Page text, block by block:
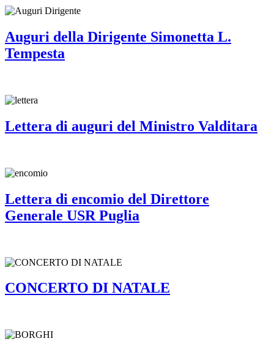
Auguri della Dirigente Simonetta L.
Tempesta
Lettera di auguri del Ministro Valditara
Lettera di encomio del Direttore
Generale USR Puglia
CONCERTO DI NATALE